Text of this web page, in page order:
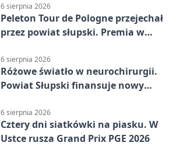
6 sierpnia 2026
Peleton Tour de Pologne przejechał
przez powiat słupski. Premia w
6 sierpnia 2026
Różowe światło w neurochirurgii.
Powiat Słupski finansuje nowy
6 sierpnia 2026
Cztery dni siatkówki na piasku. W
Ustce rusza Grand Prix PGE 2026